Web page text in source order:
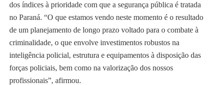
dos índices à prioridade com que a segurança pública é tratada
no Paraná. “O que estamos vendo neste momento é o resultado
de um planejamento de longo prazo voltado para o combate à
criminalidade, o que envolve investimentos robustos na
inteligência policial, estrutura e equipamentos à disposição das
forças policiais, bem como na valorização dos nossos
profissionais”, afirmou.